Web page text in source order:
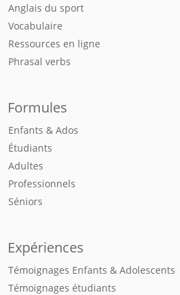
Anglais du sport
Vocabulaire
Ressources en ligne
Phrasal verbs
Formules
Enfants & Ados
Étudiants
Adultes
Professionnels
Séniors
Expériences
Témoignages Enfants & Adolescents
Témoignages étudiants